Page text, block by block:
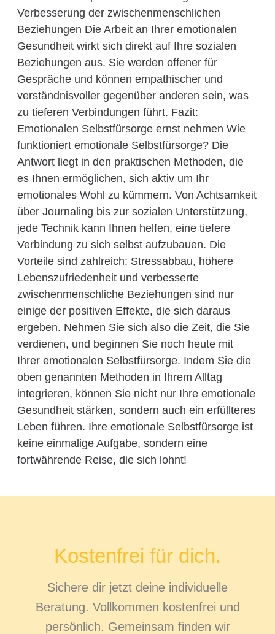
Verbesserung der zwischenmenschlichen
Beziehungen Die Arbeit an Ihrer emotionalen
Gesundheit wirkt sich direkt auf Ihre sozialen
Beziehungen aus. Sie werden offener für
Gespräche und können empathischer und
verständnisvoller gegenüber anderen sein, was
zu tieferen Verbindungen führt. Fazit:
Emotionalen Selbstfürsorge ernst nehmen Wie
funktioniert emotionale Selbstfürsorge? Die
Antwort liegt in den praktischen Methoden, die
es Ihnen ermöglichen, sich aktiv um Ihr
emotionales Wohl zu kümmern. Von Achtsamkeit
über Journaling bis zur sozialen Unterstützung,
jede Technik kann Ihnen helfen, eine tiefere
Verbindung zu sich selbst aufzubauen. Die
Vorteile sind zahlreich: Stressabbau, höhere
Lebenszufriedenheit und verbesserte
zwischenmenschliche Beziehungen sind nur
einige der positiven Effekte, die sich daraus
ergeben. Nehmen Sie sich also die Zeit, die Sie
verdienen, und beginnen Sie noch heute mit
Ihrer emotionalen Selbstfürsorge. Indem Sie die
oben genannten Methoden in Ihrem Alltag
integrieren, können Sie nicht nur Ihre emotionale
Gesundheit stärken, sondern auch ein erfüllteres
Leben führen. Ihre emotionale Selbstfürsorge ist
keine einmalige Aufgabe, sondern eine
fortwährende Reise, die sich lohnt!
Kostenfrei für dich.
Sichere dir jetzt deine individuelle
Beratung. Vollkommen kostenfrei und
persönlich. Gemeinsam finden wir